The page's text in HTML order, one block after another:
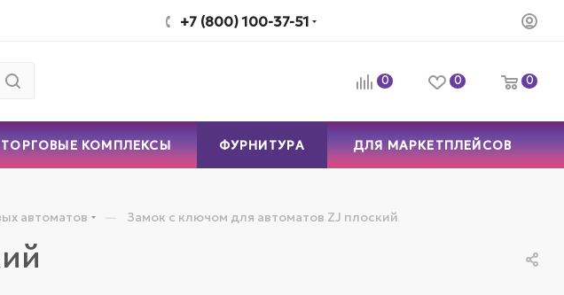
+7 (800) 100-37-51
0 0 0
ТОРГОВЫЕ КОМПЛЕКСЫ ФУРНИТУРА ДЛЯ МАРКЕТПЛЕЙСОВ
автоматов — Замок с ключом для автоматов ZJ плоский